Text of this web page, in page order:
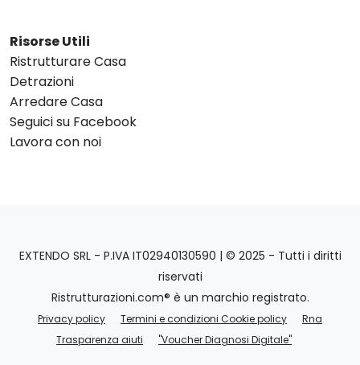
Risorse Utili
Ristrutturare Casa
Detrazioni
Arredare Casa
Seguici su Facebook
Lavora con noi
EXTENDO SRL - P.IVA IT02940130590 | © 2025 - Tutti i diritti
riservati
Ristrutturazioni.com® è un marchio registrato.
Privacy policy Termini e condizioni Cookie policy
Rna
Trasparenza aiuti
"Voucher Diagnosi Digitale"